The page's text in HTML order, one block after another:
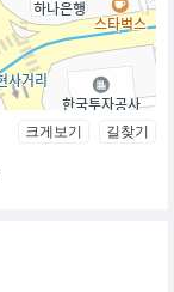
크게보기 길찾기